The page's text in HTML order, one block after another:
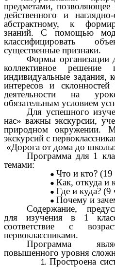
предметами, позволяющее
действенного и
абстрактному, к
знаний. С помощью
классифицировать
существенные признаки.
Формы организации
коллективное решение
индивидуальные задания,
интересов и
деятельности на
обязательным условием
Для успешного
нас» важны экскурсии,
природном окружении.
экскурсий с
«Дорога от дома до
Программа для 1
темами:
Что и кто? (19
Как, откуда и
Где и куда? (9
Почему и
Содержание,
для изучения в 1
соответствие с
первоклассниками.
Программа
повышенного уровня
Простроена